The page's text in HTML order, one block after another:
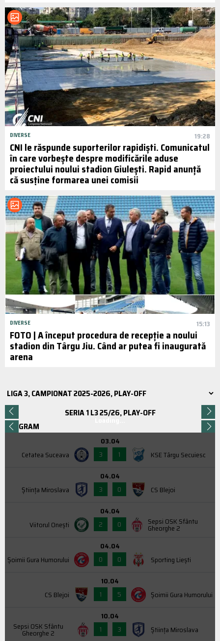
DIVERSE 19:28
CNI le răspunde suporterilor rapidiști. Comunicatul
în care vorbește despre modificările aduse
proiectului noului stadion Giulești. Rapid anunță
că susține formarea unei comisii
DIVERSE 15:13
FOTO | A început procedura de recepție a noului
stadion din Târgu Jiu. Când ar putea fi inaugurată
arena
SERIA 1 L3 25/26, PLAY-OFF
PROGRAM
Cetatea Suceava
03.04
3
1 KSE Târgu Secuiesc
Știința Miroslava
04.04
3
0 CS Blejoi
Viitorul Onești
04.04
2
0 Sepsi OSK Sfântu
Gheorghe 2
Şoimii Gura Humorului
04.04
0
0 Sporting Liești
CS Blejoi
10.04
1
5 Şoimii Gura Humorului
Sepsi OSK Sfântu
Gheorghe 2
10.04
1
3 Știința Miroslava